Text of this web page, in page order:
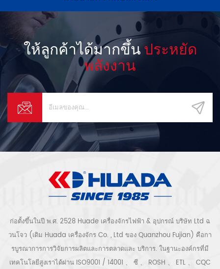
เครือข่ายไอทีระดับไฮเอนด์ทำให้
การควบคุมเครือข่ายระยะไกลกลาย
เป็นจริง แบบ LGPM-50 ปล่อย
ความดัน (Mpa) 0.6-1.0 อากาศ
การจัดส่ง (m³ / นาที) 7.6-5.8
กำลัง (กิโลวัตต์) 37 น้ำมันหล่อลื่น
(L) 22 ทางขับรถ ขับตรง ระบาย
อุณหภูมิ (℃) สภาพแวดล้อม
อุณหภูมิ± 15 ℃ เสียง ระดับ (dB
(A)) 68 ± 3 วิธีการขับรถ การ
แปลงความถี่เริ่มต้น ไฟฟ้า (V /
Hz) 380V / 50Hz ขนาด (มม.)
1400 * 1000 * 1580 น้ำหนัก
(กก.) 800 ท่อระบายอากาศ เส้น
2 '' 1、 บริษัท ความได้เปรียบ ฉวน
โจว Huade เครื่องจักรไฟฟ้า &
Equipment Co. , Ltd ฝูเจี้ยน prc
(เดิม Quanzhou เมือง ฝูเจี้ยน
Ltd) ตั้งอยู่ในเมืองชายฝั่งตะวันตก
ของ Quanzhou ของเรา บริษัท
เป็นหนึ่งในผู้ผลิตเครื่องอัดอากาศ
มืออาชีพที่มีรายใหญ่ที่สุดใน
ประเทศและอุปกรณ์ที่ทันสมัยที่สุด
ให้ลูกค้าได้มากขึ้น ประหยัด
พลังงาน
ก่อตั้งขึ้นในปี พ.ศ. 2528 Huade เครื่องจักรไฟฟ้า & อุปกรณ์ บริษัท Ltd ฉ
วนโจว (เดิม Huada เครื่องจักร Co. , Ltd ของ Quanzhou Fujian) คือกา
รบูรณาการการวิจัยการผลิตและการตลาดและ บริการ. ในฐานะองค์กรที่มี
เทคโนโลยีสูงเราได้ผ่าน ISO9001 / 14001 、 ซี 、 ROSH 、 ETL 、 CQC